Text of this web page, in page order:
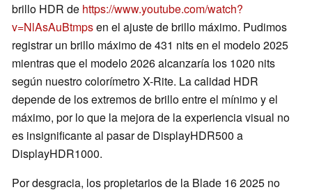
brillo HDR de https://www.youtube.com/watch?
v=NlAsAuBtmpsen el ajuste de brillo máximo. Pudimos
registrar un brillo máximo de 431 nits en el modelo 2025
mientras que el modelo 2026 alcanzaría los 1020 nits
según nuestro colorímetro X-Rite. La calidad HDR
depende de los extremos de brillo entre el mínimo y el
máximo, por lo que la mejora de la experiencia visual no
es insignificante al pasar de DisplayHDR500 a
DisplayHDR1000.
Por desgracia, los propietarios de la Blade 16 2025 no